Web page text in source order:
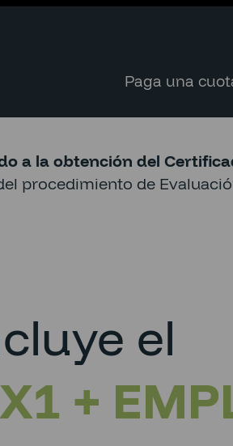
Paga una
a la obtención del
procedimiento de
el
+